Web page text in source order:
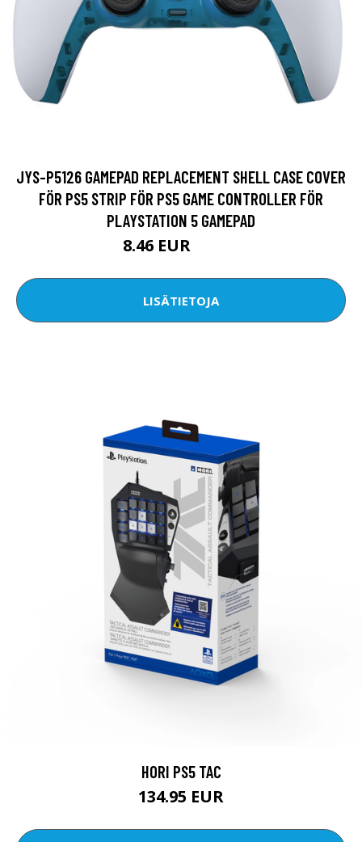
JYS-P5126 GAMEPAD REPLACEMENT SHELL CASE COVER
FÖR PS5 STRIP FÖR PS5 GAME CONTROLLER FÖR
PLAYSTATION 5 GAMEPAD
8.46 EUR
LISÄTIETOJA
HORI PS5 TAC
134.95 EUR